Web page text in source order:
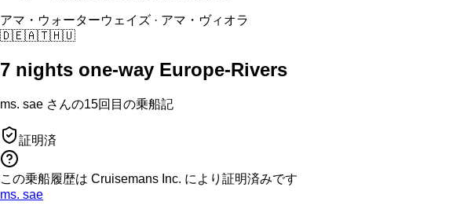
アマ・ウォーターウェイズ · アマ・ヴィオラ
🇩🇪🇦🇹🇭🇺
7 nights one-way Europe-Rivers
ms. sae さんの15回目の乗船記
証明済
この乗船履歴は Cruisemans Inc. により証明済みです
ms. sae